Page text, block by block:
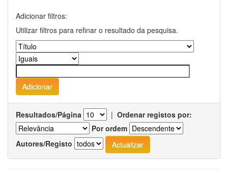
Adicionar filtros:
Utilizar filtros para refinar o resultado da pesquisa.
Resultados/Página | Ordenar registos por:
Por ordem
Autores/Registo